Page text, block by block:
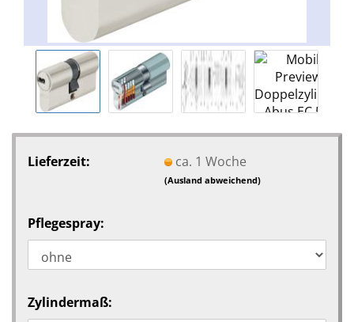
Lieferzeit: ca. 1 Woche
(Ausland abweichend)
Pflegespray:
Zylindermaß: